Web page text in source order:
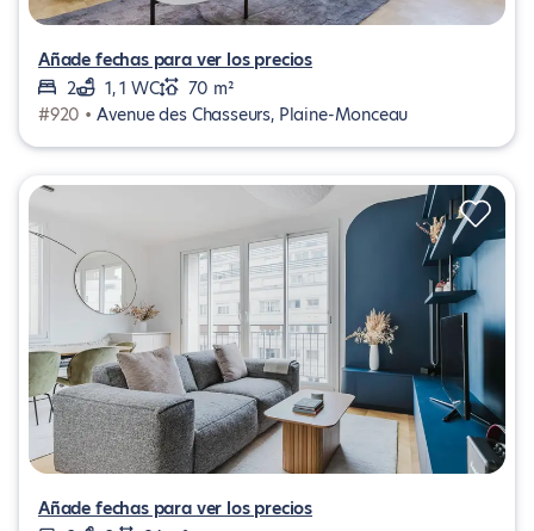
Añade fechas para ver los precios
2
1, 1 WC
70 m²
#920 • Avenue des Chasseurs, Plaine-Monceau
Añade fechas para ver los precios